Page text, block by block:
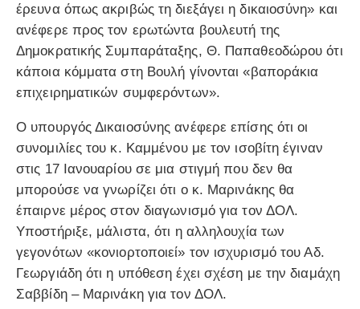
έρευνα όπως ακριβώς τη διεξάγει η δικαιοσύνη» και
ανέφερε προς τον ερωτώντα βουλευτή της
Δημοκρατικής Συμπαράταξης, Θ. Παπαθεοδώρου ότι
κάποια κόμματα στη Βουλή γίνονται «βαποράκια
επιχειρηματικών συμφερόντων».
Ο υπουργός Δικαιοσύνης ανέφερε επίσης ότι οι
συνομιλίες του κ. Καμμένου με τον ισοβίτη έγιναν
στις 17 Ιανουαρίου σε μια στιγμή που δεν θα
μπορούσε να γνωρίζει ότι ο κ. Μαρινάκης θα
έπαιρνε μέρος στον διαγωνισμό για τον ΔΟΛ.
Υποστήριξε, μάλιστα, ότι η αλληλουχία των
γεγονότων «κονιορτοποιεί» τον ισχυρισμό του Αδ.
Γεωργιάδη ότι η υπόθεση έχει σχέση με την διαμάχη
Σαββίδη – Μαρινάκη για τον ΔΟΛ.